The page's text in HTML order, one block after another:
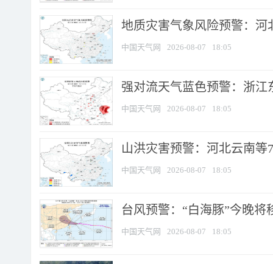
地质灾害气象风险预警：河
中国天气网 2026-08-07 18:05
强对流天气蓝色预警：浙江
中国天气网 2026-08-07 18:05
山洪灾害预警：河北云南
中国天气网 2026-08-07 18:05
台风预警：“白海豚”今晚将
中国天气网 2026-08-07 18:05